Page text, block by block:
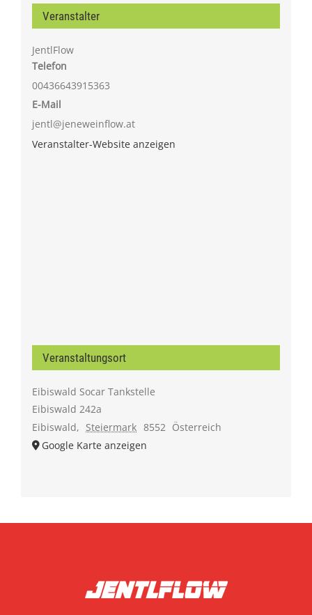
Veranstalter
JentlFlow
Telefon
00436643915363
E-Mail
jentl@jeneweinflow.at
Veranstalter-Website anzeigen
Veranstaltungsort
Eibiswald Socar Tankstelle
Eibiswald 242a
Eibiswald, Steiermark 8552 Österreich
Google Karte anzeigen